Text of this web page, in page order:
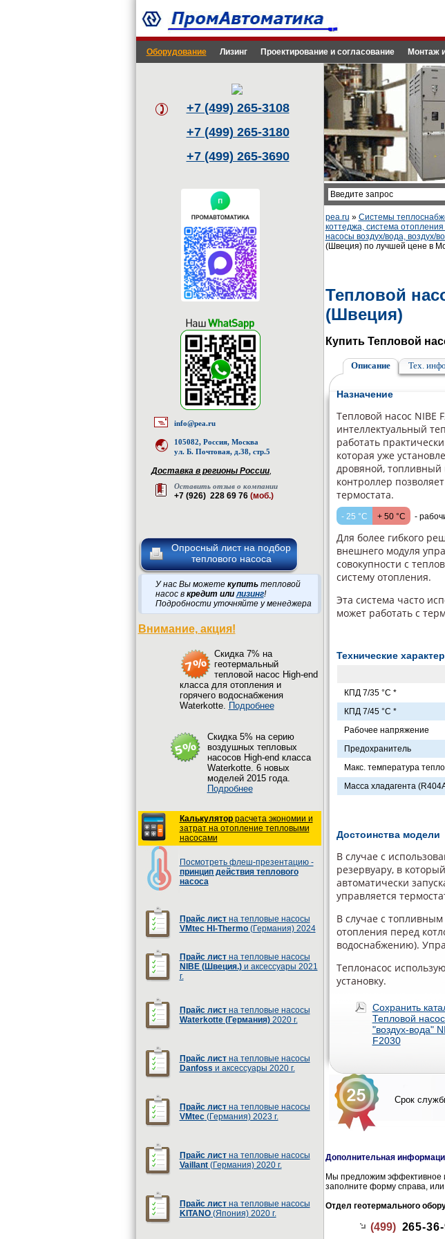
Оборудование Лизинг Проектирование и согласование Монтаж
+7 (499) 265-3108
+7 (499) 265-3180
+7 (499) 265-3690
info@pea.ru
105082, Россия, Москва
ул. Б. Почтовая, д.38, стр.5
Доставка в регионы России,
Оставить отзыв о компании
+7 (926) 228 69 76 (моб.)
Опросный лист на подбор
теплового насоса
У нас Вы можете купитьтепловой
насос в кредит илилизинг!
Подробности уточняйте у менеджера
Внимание, акция!
Cкидка 7% на
геотермальный
тепловой насос High-end
класса для отопления и
горячего водоснабжения
Waterkotte. Подробнее
Cкидка 5% на серию
воздушных тепловых
насосов High-end класса
Waterkotte. 6 новых
моделей 2015 года.
Подробнее
Калькуляторрасчета экономии и
затрат на отопление тепловыми
насосами
Посмотреть флеш-презентацию -
принцип действия теплового
насоса
Прайс лист на тепловые насосы
VMtec HI-Thermo (Германия) 2024
Прайс листна тепловые насосы
NIBE (Швеция.)и аксессуары 2021
г.
Прайс лист на тепловые насосы
Waterkotte (Германия)2020 г.
Прайс листна тепловые насосы
Danfoss и аксессуары 2020 г.
Прайс листна тепловые насосы
VMtec(Германия) 2023 г.
Прайс листна тепловые насосы
Vaillant(Германия) 2020 г.
Прайс листна тепловые насосы
KITANO(Япония) 2020 г.
pea.ru » Системы
коттеджа, система
насосы воздух/вода, воздух/
(Швеция) по лучшей цене в
Тепловой
(Швеция)
Купить Тепловой
Описание Тех.
Назначение
Тепловой насос NIBE
интеллектуальный
работать
которая уже
дровяной, топливный
контроллер
термостата.
- 25 °C + 50 °C -
Для более гибкого
внешнего модуля
совокупности с
систему отопления.
Эта система часто
может работать с
Технические
КПД 7/35 °C *
КПД 7/45 °C *
Рабочее напряжение
Предохранитель
Макс. температура
Масса хладагента
Достоинства модели
В случае с
резервуару, в
автоматически
управляется
В случае с
отопления перед
водоснабжению).
Теплонасос
установку.
Сохранить
Тепловой
"воздух-вода"
F2030
Срок
Дополнительная
Мы предложим эффективное
заполните форму справа,
Отдел геотермального
(499) 265-